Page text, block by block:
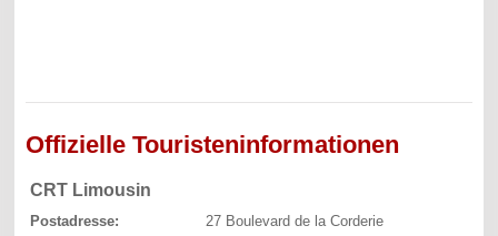
Offizielle Touristeninformationen
CRT Limousin
Postadresse:
27 Boulevard de la Corderie